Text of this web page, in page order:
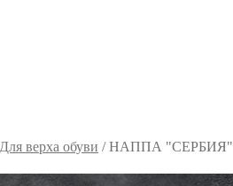
Для верха обуви /НАППА "СЕРБИЯ"